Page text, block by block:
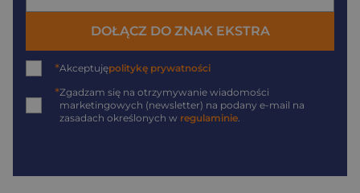
DOŁĄCZ DO ZNAK EKSTRA
*Akceptujępolitykę prywatności
*Zgadzam się na otrzymywanie wiadomości
marketingowych (newsletter) na podany e-mail na
zasadach określonych w regulaminie